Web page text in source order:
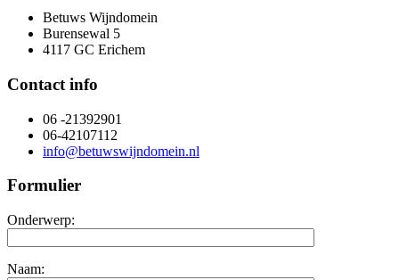
Betuws Wijndomein
Burensewal 5
4117 GC Erichem
Contact info
06 -21392901
06-42107112
info@betuwswijndomein.nl
Formulier
Onderwerp:
Naam: